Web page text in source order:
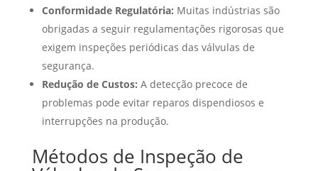
Conformidade Regulatória: Muitas indústrias são
obrigadas a seguir regulamentações rigorosas que
exigem inspeções periódicas das válvulas de
segurança.
Redução de Custos: A detecção precoce de
problemas pode evitar reparos dispendiosos e
interrupções na produção.
Métodos de Inspeção de